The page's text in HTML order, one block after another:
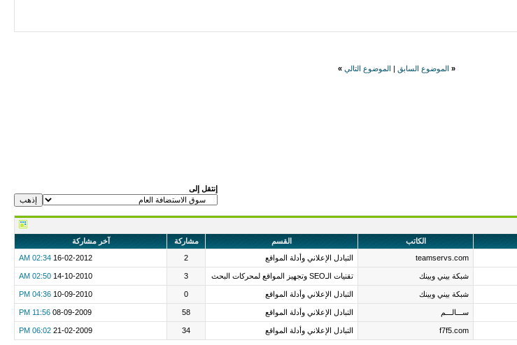
« الموضوع السابق الموضوع التالي »
إنتقل إلى
الكاتب القسم مشاركة
آخر مشاركة
teamservs.com التبادل الإعلاني وأدلة المواقع 2
16-02-2012
02:34 AM
شبكة بيني وبينك تقنيات الـSEO وتجهيز المواقع لمحركات البحث 3
14-10-2010
02:50 AM
شبكة بيني وبينك التبادل الإعلاني وأدلة المواقع 0
10-09-2010
04:36 PM
ســـالـــم التبادل الإعلاني وأدلة المواقع 58
08-09-2009
11:56 PM
f7f5.com التبادل الإعلاني وأدلة المواقع 34
21-02-2009
06:02 PM